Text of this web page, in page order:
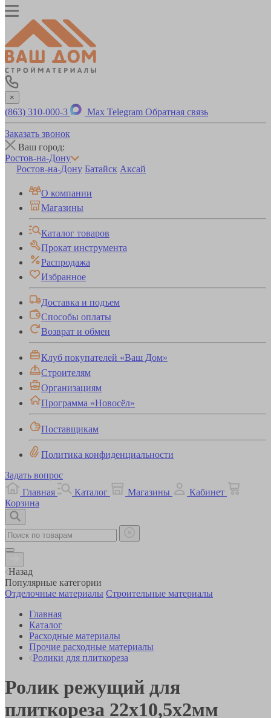
×
(863) 310-000-3 Max Telegram Обратная связь
Заказать звонок
Ваш город:
Ростов-на-Дону
Ростов-на-Дону Батайск Аксай
О компании
Магазины
Каталог товаров
Прокат инструмента
Распродажа
Избранное
Доставка и подъем
Способы оплаты
Возврат и обмен
Клуб покупателей «Ваш Дом»
Строителям
Организациям
Программа «Новосёл»
Поставщикам
Политика конфиденциальности
Задать вопрос
Главная
Каталог Магазины
Кабинет
Корзина
Назад
Популярные категории
Отделочные материалы Строительные материалы
Главная
Каталог
Расходные материалы
Прочие расходные материалы
Ролики для плиткореза
Ролик режущий для
плиткореза 22х10,5х2мм